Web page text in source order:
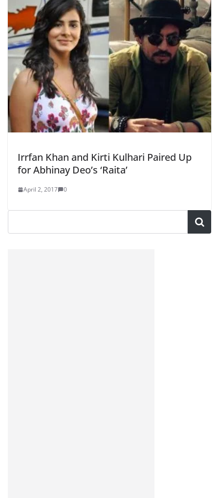
Irrfan Khan and Kirti Kulhari Paired Up
for Abhinay Deo’s ‘Raita’
April 2, 2017 0